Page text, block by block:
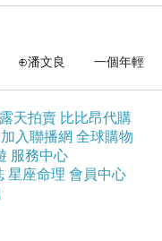
年輕
露天拍賣 比比昂代購
加入聯播網 全球購物
服務中心
星座命理 會員中心